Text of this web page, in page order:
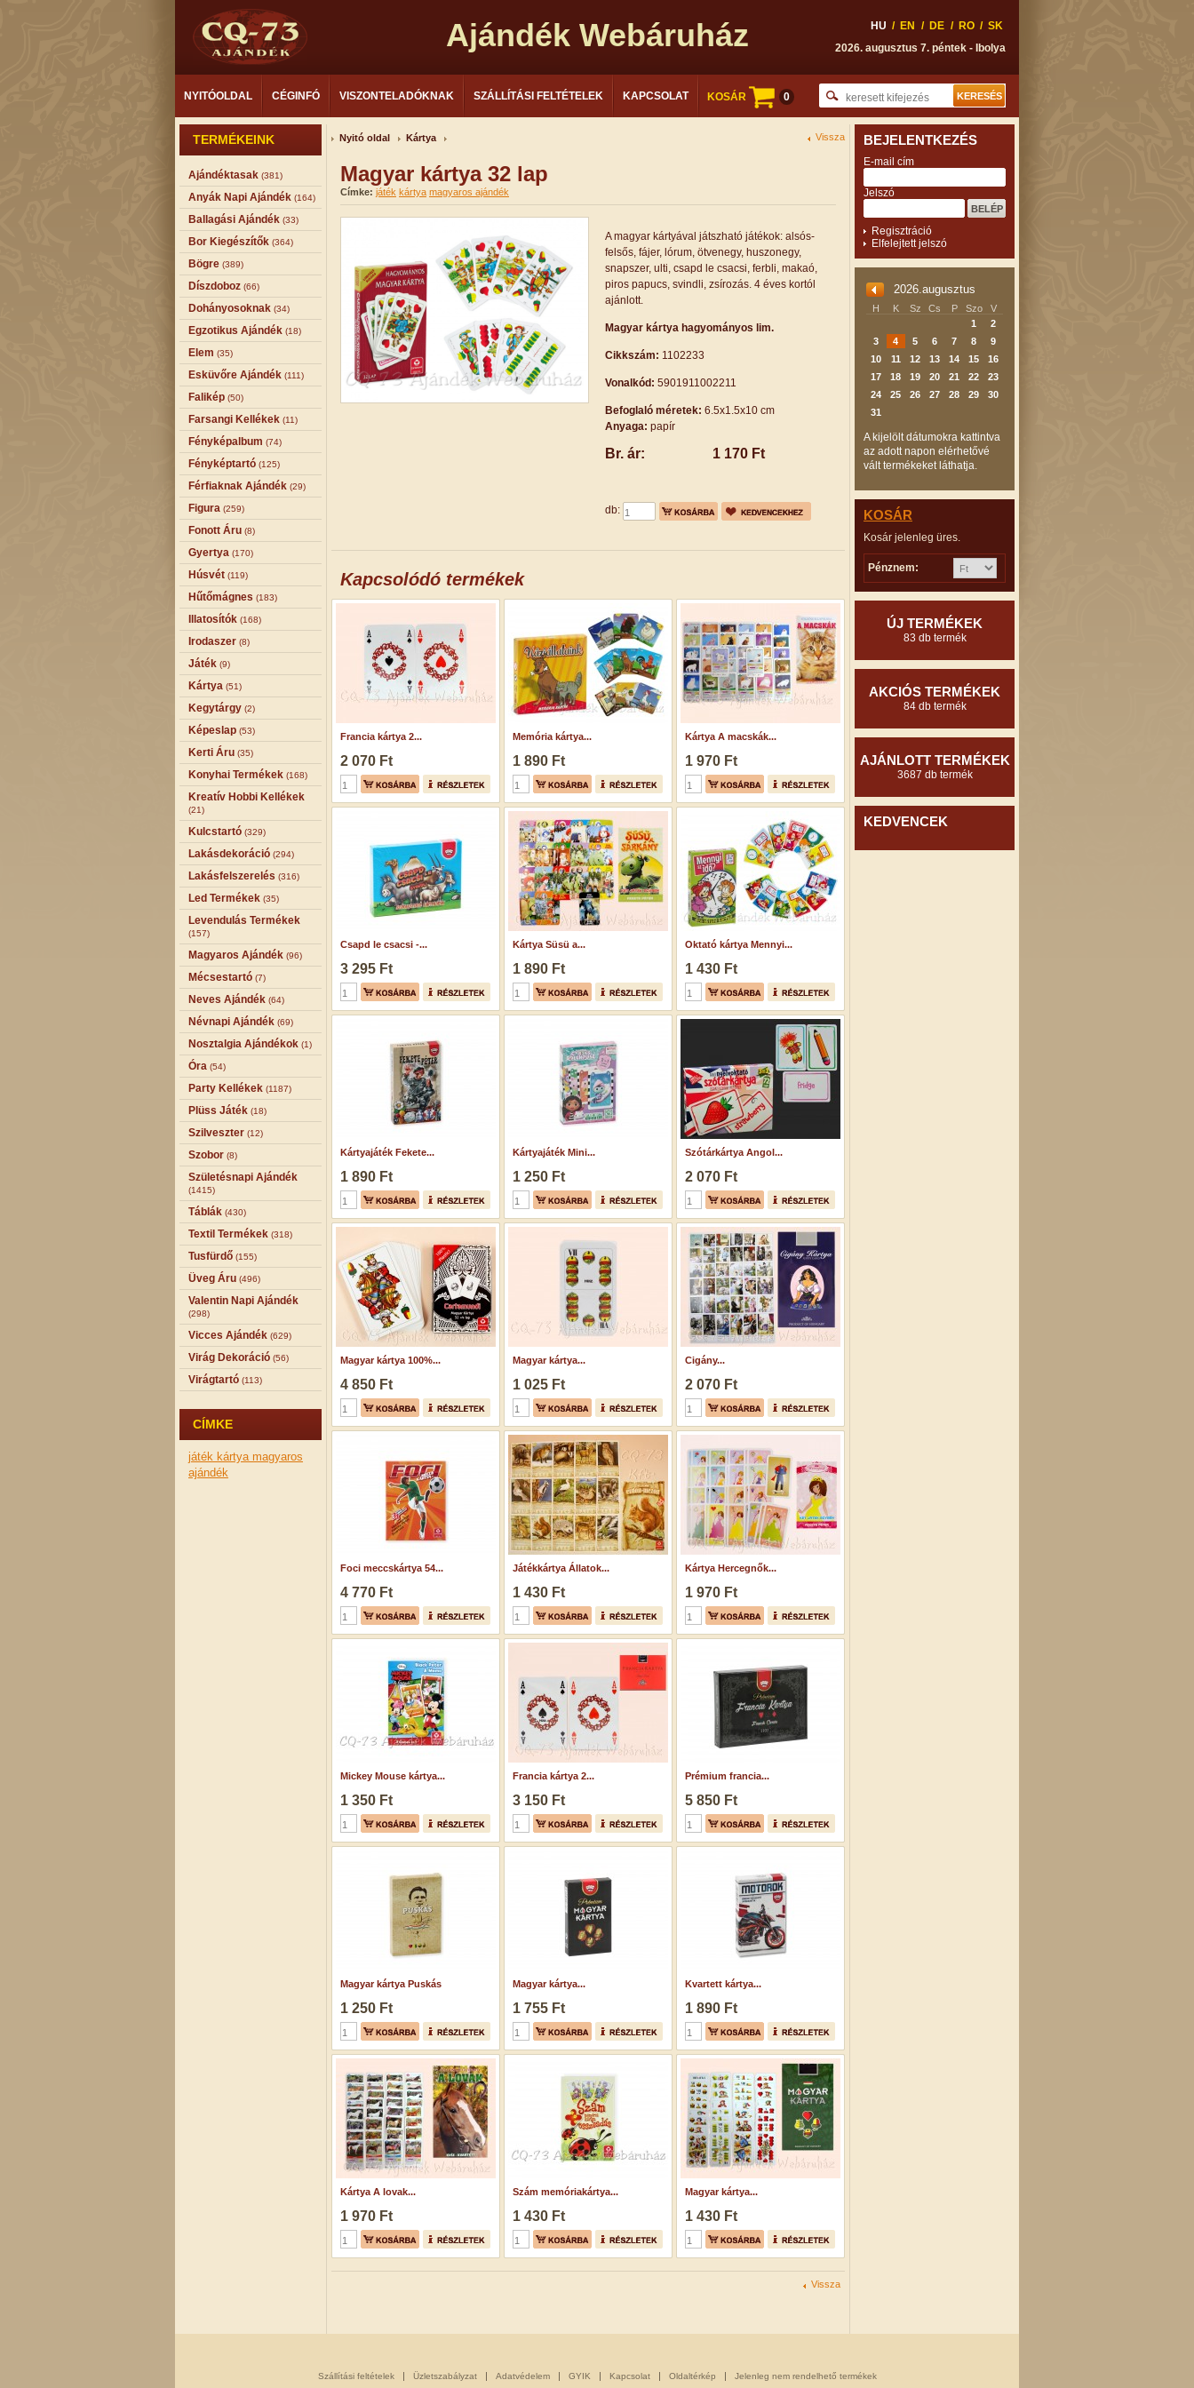
Ajándék Webáruház HU / EN / DE / RO / SK
2026. augusztus 7. péntek - Ibolya
NYITÓOLDAL CÉGINFÓ VISZONTELADÓKNAK SZÁLLÍTÁSI FELTÉTELEK KAPCSOLAT KOSÁR 0
TERMÉKEINK
Ajándéktasak (381)
Anyák Napi Ajándék (164)
Ballagási Ajándék (33)
Bor Kiegészítők (364)
Bögre (389)
Díszdoboz (66)
Dohányosoknak (34)
Egzotikus Ajándék (18)
Elem (35)
Esküvőre Ajándék (111)
Falikép (50)
Farsangi Kellékek (11)
Fényképalbum (74)
Fényképtartó (125)
Férfiaknak Ajándék (29)
Figura (259)
Fonott Áru (8)
Gyertya (170)
Húsvét (119)
Hűtőmágnes (183)
Illatosítók (168)
Irodaszer (8)
Játék (9)
Kártya (51)
Kegytárgy (2)
Képeslap (53)
Kerti Áru (35)
Konyhai Termékek (168)
Kreatív Hobbi Kellékek
(21)
Kulcstartó (329)
Lakásdekoráció (294)
Lakásfelszerelés (316)
Led Termékek (35)
Levendulás Termékek
(157)
Magyaros Ajándék (96)
Mécsestartó (7)
Neves Ajándék (64)
Névnapi Ajándék (69)
Nosztalgia Ajándékok (1)
Óra (54)
Party Kellékek (1187)
Plüss Játék (18)
Szilveszter (12)
Szobor (8)
Születésnapi Ajándék
(1415)
Táblák (430)
Textil Termékek (318)
Tusfürdő (155)
Üveg Áru (496)
Valentin Napi Ajándék
(298)
Vicces Ajándék (629)
Virág Dekoráció (56)
Virágtartó (113)
CÍMKE
játék kártya magyaros
ajándék
Nyitó oldal Kártya Vissza
Magyar kártya 32 lap
Címke: játék kártya magyaros ajándék
A magyar kártyával játszható játékok: alsós-
felsős, fájer, lórum, ötvenegy, huszonegy,
snapszer, ulti, csapd le csacsi, ferbli, makaó,
piros papucs, svindli, zsírozás. 4 éves kortól
ajánlott.
Magyar kártya hagyományos lim.
Cikkszám: 1102233
Vonalkód: 5901911002211
Befoglaló méretek: 6.5x1.5x10 cm
Anyaga: papír
Br. ár: 1 170 Ft
db:
Kapcsolódó termékek
Francia kártya 2...
2 070 Ft
Memória kártya...
1 890 Ft
Kártya A macskák...
1 970 Ft
Csapd le csacsi -...
3 295 Ft
Kártya Süsü a...
1 890 Ft
Oktató kártya Mennyi...
1 430 Ft
Kártyajáték Fekete...
1 890 Ft
Kártyajáték Mini...
1 250 Ft
Szótárkártya Angol...
2 070 Ft
Magyar kártya 100%...
4 850 Ft
Magyar kártya...
1 025 Ft
Cigány...
2 070 Ft
Foci meccskártya 54...
4 770 Ft
Játékkártya Állatok...
1 430 Ft
Kártya Hercegnők...
1 970 Ft
Mickey Mouse kártya...
1 350 Ft
Francia kártya 2...
3 150 Ft
Prémium francia...
5 850 Ft
Magyar kártya Puskás
1 250 Ft
Magyar kártya...
1 755 Ft
Kvartett kártya...
1 890 Ft
Kártya A lovak...
1 970 Ft
Szám memóriakártya...
1 430 Ft
Magyar kártya...
1 430 Ft
Vissza
BEJELENTKEZÉS
E-mail cím
Jelszó
Regisztráció
Elfelejtett jelszó
2026.augusztus
H K Sz Cs P Szo
V
1
2
3
4 5 6 7 8
9
10
11 12 13 14 15
16
17
18 19 20 21 22
23
24
25 26 27 28 29
30
31
A kijelölt dátumokra kattintva
az adott napon elérhetővé
vált termékeket láthatja.
KOSÁR
Kosár jelenleg üres.
Pénznem:
ÚJ TERMÉKEK
83 db termék
AKCIÓS TERMÉKEK
84 db termék
AJÁNLOTT TERMÉKEK
3687 db termék
KEDVENCEK
Szállítási feltételek Üzletszabályzat Adatvédelem GYIK Kapcsolat Oldaltérkép Jelenleg nem rendelhető termékek